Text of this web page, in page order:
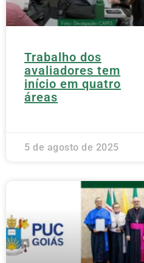
Trabalho dos
avaliadores tem
início em quatro
áreas
5 de agosto de 2025